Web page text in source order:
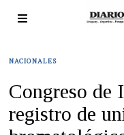
NACIONALES
Congreso de
registro de